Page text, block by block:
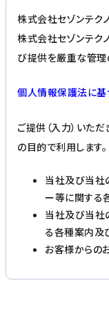
株式会社セゾンテク
株式会社セゾンテク
び提供を厳重な管理
個人情報保護法に基
ご提供（入力）いた
の目的で利用します。
当社及び当社
ー等に関する
当社及び当社
る各種案内及
お客様からの